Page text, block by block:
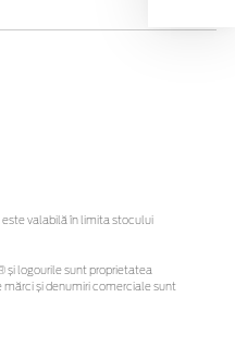
este valabilă în limita stocului
și logourile sunt proprietatea
mărci și denumiri comerciale sunt